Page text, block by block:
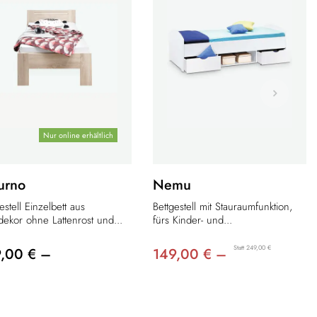
Nur online erhältlich
Einzelbett aus
ohne Lattenrost und...
€ –
Nemu
Bettgestell mit Stauraumfunktion,
fürs Kinder- und...
149,00 € – Statt 249,00 €